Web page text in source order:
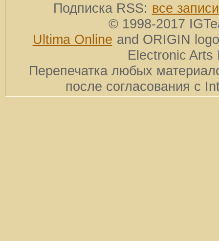
Подписка RSS: все записи
© 1998-2017
Ultima Online and ORIGIN
Electronic Arts
Перепечатка любых
после согласования с